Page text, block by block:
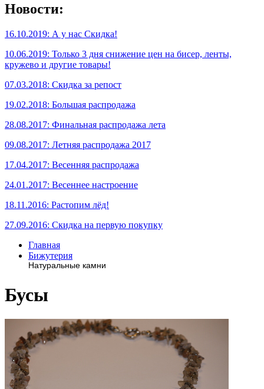
Новости:
16.10.2019: А у нас Скидка!
10.06.2019: Только 3 дня снижение цен на бисер, ленты,
кружево и другие товары!
07.03.2018: Скидка за репост
19.02.2018: Большая распродажа
28.08.2017: Финальная распродажа лета
09.08.2017: Летняя распродажа 2017
17.04.2017: Весенняя распродажа
24.01.2017: Весеннее настроение
18.11.2016: Растопим лёд!
27.09.2016: Скидка на первую покупку
Главная
Бижутерия
Натуральные камни
Бусы